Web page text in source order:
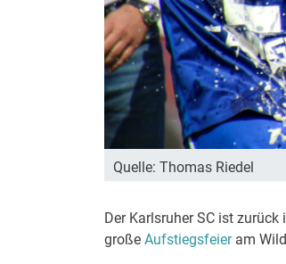
Quelle: Thomas Riedel
Der Karlsruher SC ist
große Aufstiegsfeieram